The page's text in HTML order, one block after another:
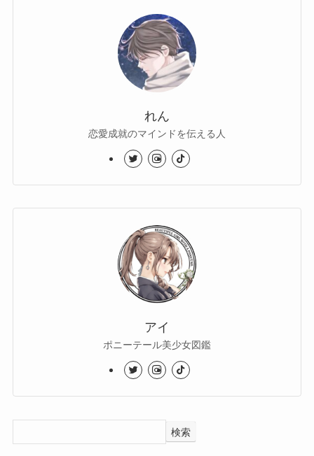
れん
恋愛成就のマインドを伝える人
アイ
ポニーテール美少女図鑑
検索